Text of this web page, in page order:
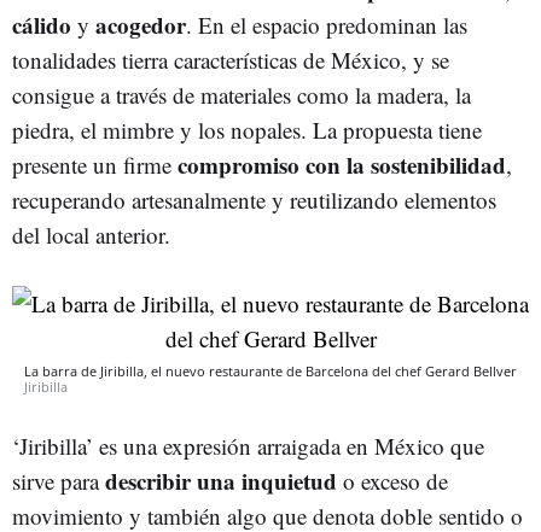
cálido y acogedor. En el espacio predominan las
tonalidades tierra características de México, y se
consigue a través de materiales como la madera, la
piedra, el mimbre y los nopales. La propuesta tiene
presente un firme compromiso con la sostenibilidad,
recuperando artesanalmente y reutilizando elementos
del local anterior.
La barra de Jiribilla, el nuevo restaurante de Barcelona del chef Gerard Bellver
Jiribilla
‘Jiribilla’ es una expresión arraigada en México que
sirve paradescribir una inquietud o exceso de
movimiento y también algo que denota doble sentido o